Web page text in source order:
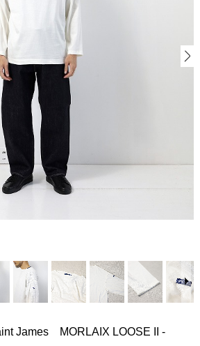
James MORLAIX LOOSE II -